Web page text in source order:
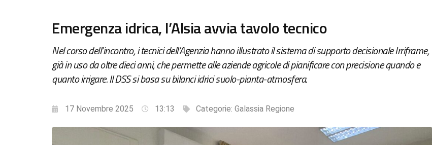
Emergenza idrica, l’Alsia avvia tavolo tecnico
Nel corso dell’incontro, i tecnici dell’Agenzia hanno illustrato il sistema di supporto decisionale Irriframe,
già in uso da oltre dieci anni, che permette alle aziende agricole di pianificare con precisione quando e
quanto irrigare. Il DSS si basa su bilanci idrici suolo-pianta-atmosfera.
17 Novembre 2025 13:13 Categorie: Galassia Regione